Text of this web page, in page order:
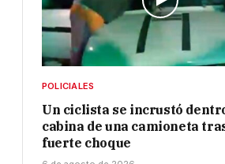
POLICIALES
Un ciclista se incrustó
cabina de una camioneta
fuerte choque